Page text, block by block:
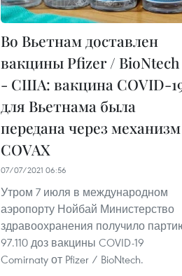
Во Вьетнам доставлен
вакцины Pfizer / BioNtech
- США: вакцина COVID-
для Вьетнама была
передана через механизм
COVAX
07/07/2021 06:56
Утром 7 июля в международном
аэропорту Нойбай Министерство
здравоохранения получило
97.110 доз вакцины COVID-19
Comirnaty от Pfizer / BioNtech.